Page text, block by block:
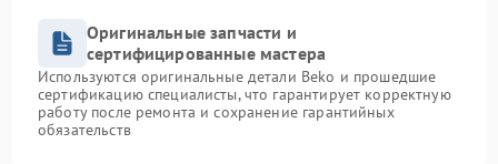
Оригинальные запчасти и
сертифицированные мастера
Используются оригинальные детали Beko и прошедшие
сертификацию специалисты, что гарантирует корректную
работу после ремонта и сохранение гарантийных
обязательств